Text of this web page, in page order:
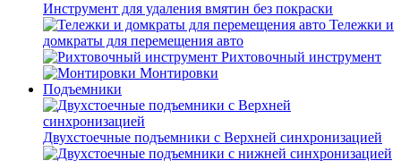
Инструмент для удаления вмятин без покраски
Тележки и
домкраты для перемещения авто
Рихтовочный инструмент
Монтировки
Подъемники
Двухстоечные подъемники с Верхней синхронизацией